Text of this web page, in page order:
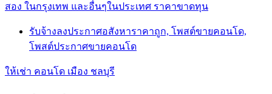
สอง ในกรุงเทพ และอื่นๆในประเทศ ราคาขาดทุน
รับจ้างลงประกาศอสังหาราคาถูก, โพสต์ขายคอนโด,
โพสต์ประกาศขายคอนโด
ให้เช่า คอนโด เมือง ชลบุรี